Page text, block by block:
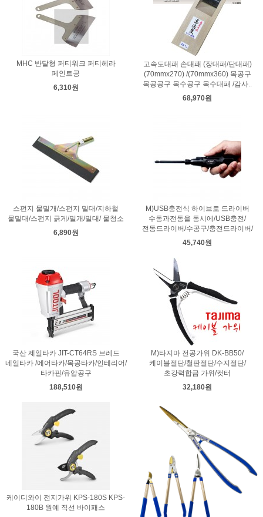
MHC 반달형 퍼티워크 퍼티헤라
페인트공
6,310원
고속도대패 손대패 (장대패/단대패)
(70mmx270) /(70mmx360) 목공구
목공공구 목수공구 목수대패 /감사..
68,970원
스펀지 물밀개/스펀지 밀대/지하철
물밀대/스펀지 긁게/밀개/밀대/ 물청소
6,890원
M)USB충전식 하이브로 드라이버
수동과전동을 동시에/USB충전/
전동드라이버/수공구/충전드라이버/
45,740원
국산 제일타카 JIT-CT64RS 브레드
네일타카 /에어타카/목공타카/인테리어/
타카핀/유압공구
188,510원
M)타지마 전공가위 DK-BB50/
케이블절단/철판절단/수지절단/
초강력합금 가위/컷터
32,180원
케이디와이 전지가위 KPS-180S KPS-
180B 원예 직선 바이패스